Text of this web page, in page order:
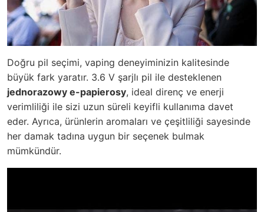
Doğru pil seçimi, vaping deneyiminizin kalitesinde
büyük fark yaratır. 3.6 V şarjlı pil ile desteklenen
jednorazowy e-papierosy, ideal direnç ve enerji
verimliliği ile sizi uzun süreli keyifli kullanıma davet
eder. Ayrıca, ürünlerin aromaları ve çeşitliliği sayesinde
her damak tadına uygun bir seçenek bulmak
mümkündür.